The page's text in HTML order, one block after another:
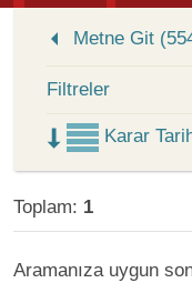
Metne Git
Filtreler
Karar
Toplam: 1
Aramanıza uygun